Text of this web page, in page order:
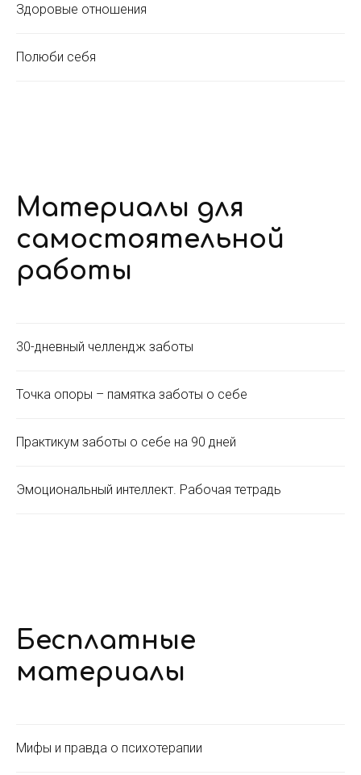
Здоровые отношения
Полюби себя
Материалы для
самостоятельной
работы
30-дневный челлендж заботы
Точка опоры – памятка заботы о себе
Практикум заботы о себе на 90 дней
Эмоциональный интеллект. Рабочая тетрадь
Бесплатные
материалы
Мифы и правда о психотерапии